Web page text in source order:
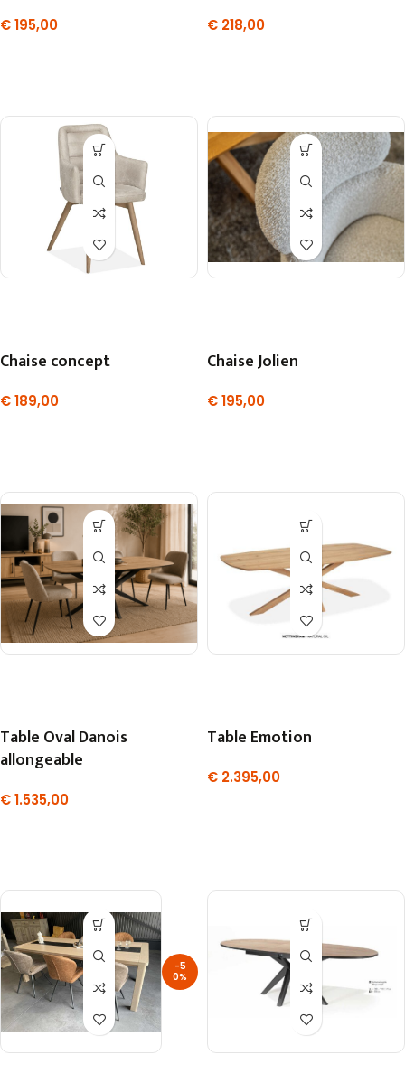
€195,00 € 218,00
Chaise concept
€189,00
Chaise Jolien
€195,00
Table Oval Danois
allongeable
€1.535,00
Table Emotion
€ 2.395,00
-5
0%